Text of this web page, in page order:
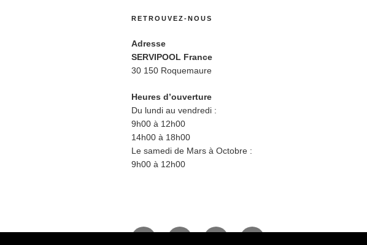
RETROUVEZ-NOUS
Adresse
SERVIPOOL France
30 150 Roquemaure
Heures d’ouverture
Du lundi au vendredi :
9h00 à 12h00
14h00 à 18h00
Le samedi de Mars à Octobre :
9h00 à 12h00
FacebookTwitter InstagramBlueSky